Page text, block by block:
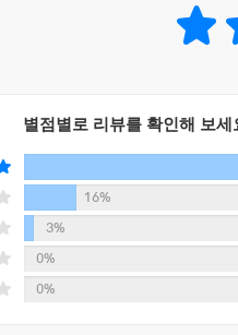
별점별로 리뷰를 확인해 보세
16%
3%
0%
0%